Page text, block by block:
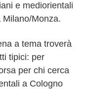
e mediorientali
Monza.
a tema troverà
tipici: per
per chi cerca
a Cologno